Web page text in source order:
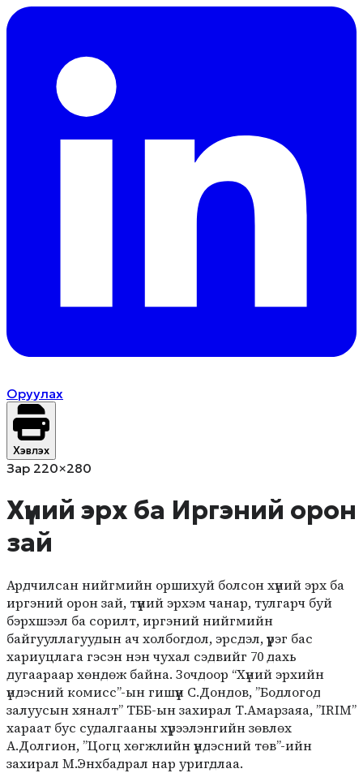
Оруулах
Хэвлэх
Зар 220×280
Хүний эрх ба Иргэний орон
зай
Ардчилсан нийгмийн оршихуй болсон хүний эрх ба
иргэний орон зай, түүний эрхэм чанар, тулгарч буй
бэрхшээл ба сорилт, иргэний нийгмийн
байгууллагуудын ач холбогдол, эрсдэл, үүрэг бас
хариуцлага гэсэн нэн чухал сэдвийг 70 дахь
дугаараар хөндөж байна. Зочдоор “Хүний эрхийн
үндэсний комисс”-ын гишүүн С.Дондов, ”Бодлогод
залуусын хяналт” ТББ-ын захирал Т.Амарзаяа, ”IRIM”
хараат бус судалгааны хүрээлэнгийн зөвлөх
А.Долгион, ”Цогц хөгжлийн үндэсний төв”-ийн
захирал М.Энхбадрал нар уригдлаа.